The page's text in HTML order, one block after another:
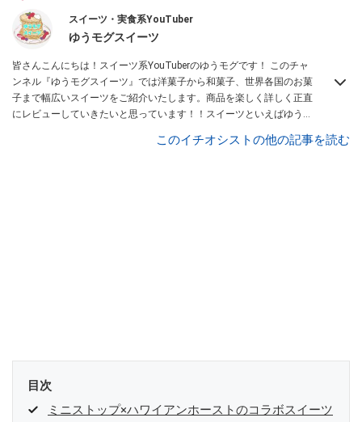
スイーツ・実食系YouTuber
ゆうモグスイーツ
皆さんこんにちは！スイーツ系YouTuberのゆうモグです！ このチャ
ンネル『ゆうモグスイーツ』では洋菓子から和菓子、世界各国のお菓
子まで幅広いスイーツをご紹介いたします。商品を楽しく詳しく正直
にレビューしていきたいと思っています！！スイーツといえばゆうモ
Instagramはこちら。このイチオシストの他の記事を読む
目次
ミニストップ×ハワイアンホーストのコラボスイーツ